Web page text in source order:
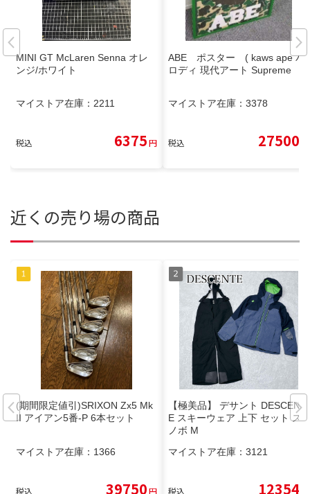
MINI GT McLaren Senna オレ
ンジ/ホワイト
マイストア在庫： 2211
税込 6375円
ABE ポスター ( kaws ape パ
ロディ 現代アート Supreme
マイストア在庫： 3378
税込 27500
近くの売り場の商品
(期間限定値引)SRIXON Zx5 Mk
II アイアン5番-P 6本セット
マイストア在庫： 1366
税込 39750円
【極美品】 デサント DESCENT
E スキーウェア 上下 セット ス
ノボ M
マイストア在庫： 3121
税込 12354